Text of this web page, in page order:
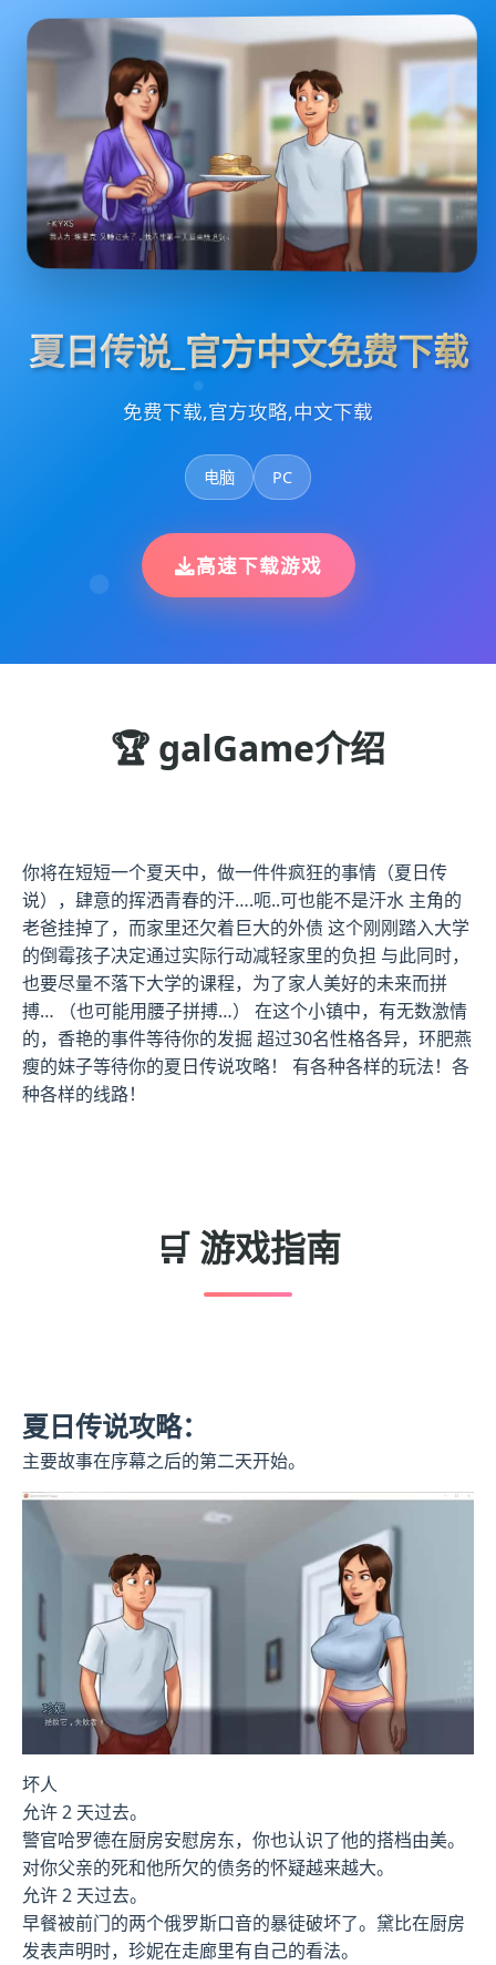
夏日传说_官方中文免费下载
免费下载,官方攻略,中文下载
电脑 PC
高速下载游戏
🏆 galGame介绍
你将在短短一个夏天中，做一件件疯狂的事情（夏日传
说），肆意的挥洒青春的汗….呃..可也能不是汗水 主角的
老爸挂掉了，而家里还欠着巨大的外债 这个刚刚踏入大学
的倒霉孩子决定通过实际行动减轻家里的负担 与此同时，
也要尽量不落下大学的课程，为了家人美好的未来而拼
搏… （也可能用腰子拼搏…） 在这个小镇中，有无数激情
的，香艳的事件等待你的发掘 超过30名性格各异，环肥燕
瘦的妹子等待你的夏日传说攻略！ 有各种各样的玩法！各
种各样的线路！
🛒 游戏指南
夏日传说攻略：
主要故事在序幕之后的第二天开始。
坏人
允许 2 天过去。
警官哈罗德在厨房安慰房东，你也认识了他的搭档由美。
对你父亲的死和他所欠的债务的怀疑越来越大。
允许 2 天过去。
早餐被前门的两个俄罗斯口音的暴徒破坏了。黛比在厨房
发表声明时，珍妮在走廊里有自己的看法。